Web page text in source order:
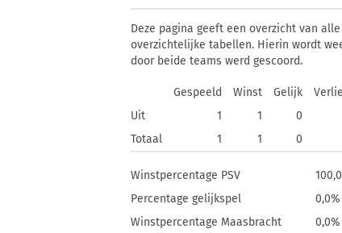
Deze pagina geeft een overzicht van alle
overzichtelijke tabellen. Hierin wordt
door beide teams werd gescoord.
Gespeeld Winst Gelijk
Uit
1 1 0
Totaal
1 1 0
Winstpercentage PSV
Percentage gelijkspel
0,0%
Winstpercentage Maasbracht
0,0%